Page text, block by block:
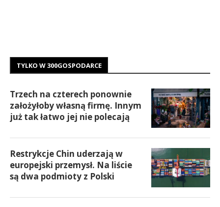
TYLKO W 300GOSPODARCE
Trzech na czterech ponownie
założyłoby własną firmę. Innym
już tak łatwo jej nie polecają
Restrykcje Chin uderzają w
europejski przemysł. Na liście
są dwa podmioty z Polski